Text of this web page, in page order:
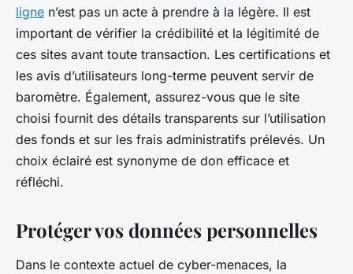
ligne n’est pas un acte à prendre à la légère. Il est
important de vérifier la crédibilité et la légitimité de
ces sites avant toute transaction. Les certifications et
les avis d’utilisateurs long-terme peuvent servir de
baromètre. Également, assurez-vous que le site
choisi fournit des détails transparents sur l’utilisation
des fonds et sur les frais administratifs prélevés. Un
choix éclairé est synonyme de don efficace et
réfléchi.
Protéger vos données personnelles
Dans le contexte actuel de cyber-menaces, la